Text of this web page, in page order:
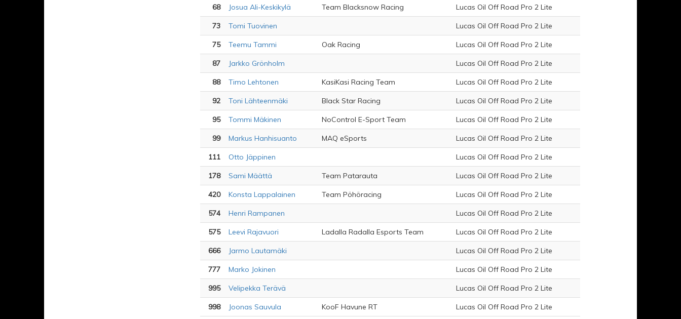
68 Josua Ali-Keskikylä Team Blacksnow Racing Lucas Oil Off Road Pro 2 Lite
73 Tomi Tuovinen Lucas Oil Off Road Pro 2 Lite
75 Teemu Tammi Oak Racing Lucas Oil Off Road Pro 2 Lite
87 Jarkko Grönholm Lucas Oil Off Road Pro 2 Lite
88 Timo Lehtonen KasiKasi Racing Team Lucas Oil Off Road Pro 2 Lite
92 Toni Lähteenmäki Black Star Racing Lucas Oil Off Road Pro 2 Lite
95 Tommi Mäkinen NoControl E-Sport Team Lucas Oil Off Road Pro 2 Lite
99 Markus Hanhisuanto MAQ eSports Lucas Oil Off Road Pro 2 Lite
111 Otto Jäppinen Lucas Oil Off Road Pro 2 Lite
178 Sami Määttä Team Patarauta Lucas Oil Off Road Pro 2 Lite
420 Konsta Lappalainen Team Pöhöracing Lucas Oil Off Road Pro 2 Lite
574 Henri Rampanen Lucas Oil Off Road Pro 2 Lite
575 Leevi Rajavuori Ladalla Radalla Esports Team Lucas Oil Off Road Pro 2 Lite
666 Jarmo Lautamäki Lucas Oil Off Road Pro 2 Lite
777 Marko Jokinen Lucas Oil Off Road Pro 2 Lite
995 Velipekka Terävä Lucas Oil Off Road Pro 2 Lite
998 Joonas Sauvula KooF Havune RT Lucas Oil Off Road Pro 2 Lite